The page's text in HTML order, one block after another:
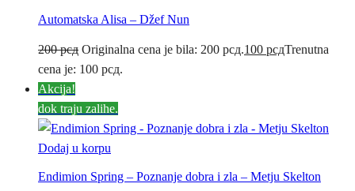
Automatska Alisa – Džef Nun
200рсд Originalna cena je bila: 200 рсд.100 рсдTrenutna
cena je: 100 рсд.
Akcija!
dok traju zalihe.
Dodaj u korpu
Endimion Spring – Poznanje dobra i zla – Metju Skelton